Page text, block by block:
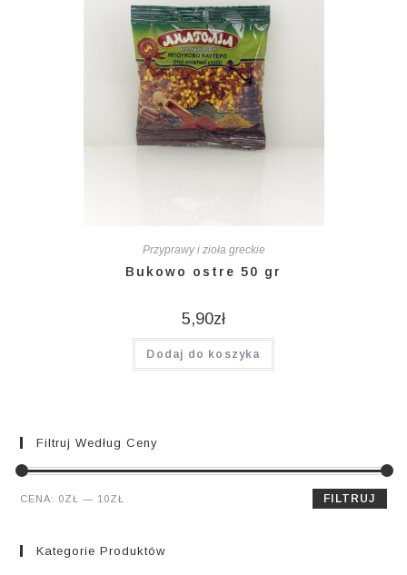
Przyprawy i zioła greckie
Bukowo ostre 50 gr
5,90zł
Dodaj do koszyka
Filtruj Według Ceny
Cena
Cena
FILTRUJ
CENA: 0ZŁ — 10ZŁ
Kategorie Produktów